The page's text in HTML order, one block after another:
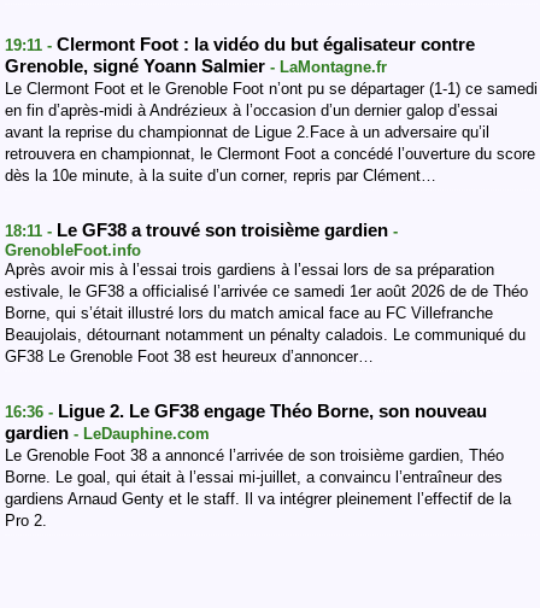
19:11 - Clermont Foot : la vidéo du but égalisateur contre
Grenoble, signé Yoann Salmier - LaMontagne.fr
Le Clermont Foot et le Grenoble Foot n’ont pu se départager (1-1) ce samedi
en fin d’après-midi à Andrézieux à l’occasion d’un dernier galop d’essai
avant la reprise du championnat de Ligue 2.Face à un adversaire qu’il
retrouvera en championnat, le Clermont Foot a concédé l’ouverture du score
dès la 10e minute, à la suite d’un corner, repris par Clément…
18:11 - Le GF38 a trouvé son troisième gardien -
GrenobleFoot.info
Après avoir mis à l’essai trois gardiens à l’essai lors de sa préparation
estivale, le GF38 a officialisé l’arrivée ce samedi 1er août 2026 de de Théo
Borne, qui s’était illustré lors du match amical face au FC Villefranche
Beaujolais, détournant notamment un pénalty caladois. Le communiqué du
GF38 Le Grenoble Foot 38 est heureux d’annoncer…
16:36 - Ligue 2. Le GF38 engage Théo Borne, son nouveau
gardien - LeDauphine.com
Le Grenoble Foot 38 a annoncé l’arrivée de son troisième gardien, Théo
Borne. Le goal, qui était à l’essai mi-juillet, a convaincu l’entraîneur des
gardiens Arnaud Genty et le staff. Il va intégrer pleinement l’effectif de la
Pro 2.